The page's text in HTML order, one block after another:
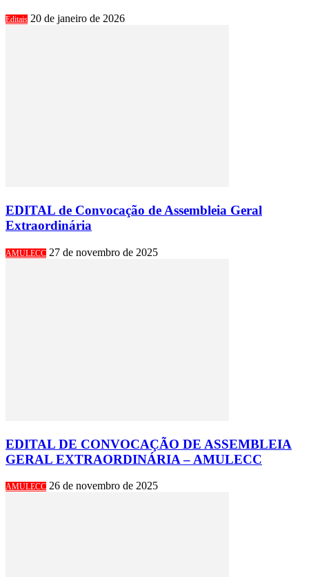
Editais 20 de janeiro de 2026
EDITAL de Convocação de Assembleia Geral
Extraordinária
AMULECC 27 de novembro de 2025
EDITAL DE CONVOCAÇÃO DE ASSEMBLEIA
GERAL EXTRAORDINÁRIA – AMULECC
AMULECC 26 de novembro de 2025